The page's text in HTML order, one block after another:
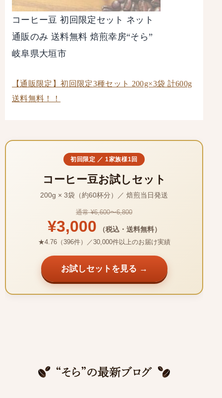
コーヒー豆 初回限定セット ネット
通販のみ 送料無料 焙煎幸房“そら”
岐阜県大垣市
【通販限定】初回限定3種セット 200g×3袋 計600g
送料無料！！
初回限定 ／ 1家族様1回
コーヒー豆お試しセット
200g × 3袋（約60杯分）／ 焙煎当日発送
通常 ¥6,600〜6,800
¥3,000 （税込・送料無料）
★4.76（396件）／30,000件以上のお届け実績
お試しセットを見る →